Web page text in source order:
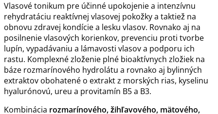
Vlasové tonikum pre účinné upokojenie a intenzívnu
rehydratáciu reaktívnej vlasovej pokožky a taktiež na
obnovu zdravej kondície a lesku vlasov. Rovnako aj na
posilnenie vlasových korienkov, prevenciu proti tvorbe
lupín, vypadávaniu a lámavosti vlasov a podporu ich
rastu. Komplexné zloženie plné bioaktívnych zložiek na
báze rozmarínového hydrolátu a rovnako aj bylinných
extraktov obohatené o extrakt z morských rias, kyselinu
hyalurónovú, ureu a provitamín B5 a B3.
Kombinácia rozmarínového, žihľavového, mätového,